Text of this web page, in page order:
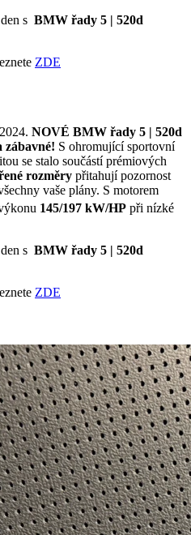
s BMW řady 5 | 520d
ZDE
NOVÉ BMW řady 5 | 520d
zábavné! S ohromující sportovní
se stalo součástí prémiových
rozměry přitahují pozornost
vaše plány. S motorem
145/197 kW/HP při nízké
s BMW řady 5 | 520d
ZDE